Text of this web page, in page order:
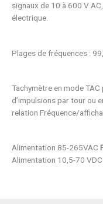
signaux de 10 à 600 V
électrique.
Plages de fréquences :
Tachymètre en mode
d’impulsions par tour ou
relation Fréquence/
Alimentation 85-265VAC
Alimentation 10,5-70 VDC